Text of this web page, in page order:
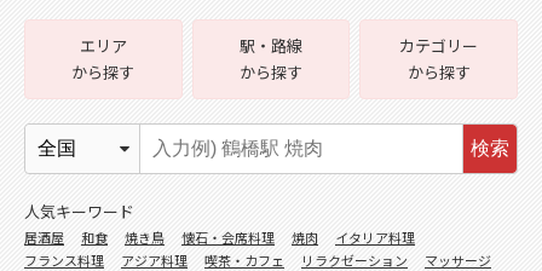
エリア
から探す
駅・路線
から探す
カテゴリー
から探す
検索
人気キーワード
居酒屋 和食 焼き鳥 懐石・会席料理 焼肉
イタリア料理
フランス料理
アジア料理 喫茶・カフェ リラクゼーション
マッサージ